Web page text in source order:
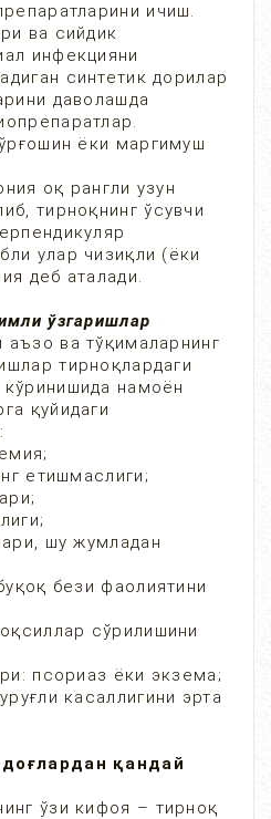
ичиш.
ва сийдик
инфекцияни
синтетик дорилар
даволашда
ёки маргимуш
оқ рангли узун
тирноқнинг ўсувчи
улар чизиқли (ёки
деб аталади.
ўзгаришлар
аъзо ва тўқималарнинг
тирноқлардаги
кўринишида намоён
қуйидаги
етишмаслиги;
шу жумладан
бези фаолиятини
сўрилишини
псориаз ёки экзема;
касаллигини эрта
қандай
ўзи кифоя – тирноқ